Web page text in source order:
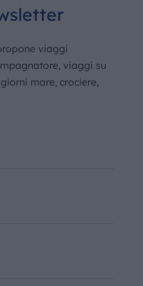
viaggi
viaggi su
mare, crociere,